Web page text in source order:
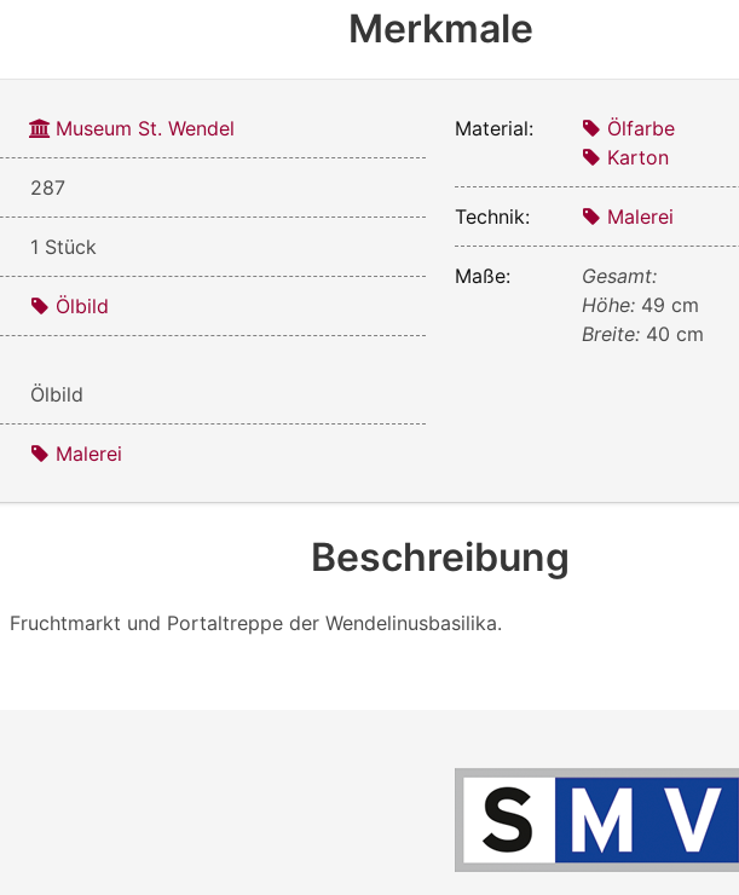
Merkmale
Museum St. Wendel
287
1 Stück
Ölbild
Ölbild
Malerei
Material:
Ölfarbe
Karton
Technik: Malerei
Maße:
Gesamt:
Höhe: 49 cm
Breite: 40 cm
Beschreibung
Fruchtmarkt und Portaltreppe der Wendelinusbasilika.